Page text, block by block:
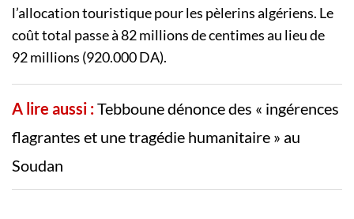
l’allocation touristique pour les pèlerins algériens. Le
coût total passe à 82 millions de centimes au lieu de
92 millions (920.000 DA).
A lire aussi :Tebboune dénonce des « ingérences
flagrantes et une tragédie humanitaire » au
Soudan